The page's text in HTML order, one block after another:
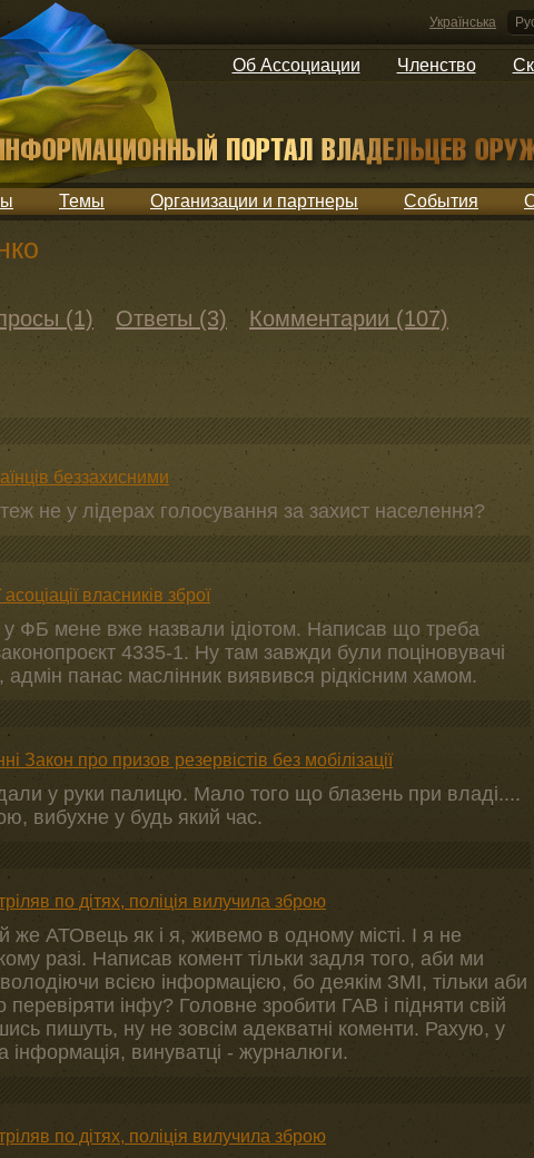
Українська
Об Ассоциации Членство
Темы Организации и партнеры События
(1) Ответы (3) Комментарии (107)
беззахисними
не у лідерах голосування за захист населення?
власників зброї
у ФБ мене вже назвали ідіотом. Написав що треба
4335-1. Ну там завжди були поціновувачі
панас маслінник виявився рідкісним хамом.
Закон про призов резервістів без мобілізації
у руки палицю. Мало того що блазень при владі....
вибухне у будь який час.
по дітях, поліція вилучила зброю
же АТОвець як і я, живемо в одному місті. І я не
разі. Написав комент тільки задля того, аби ми
всією інформацією, бо деякім ЗМІ, тільки аби
інфу? Головне зробити ГАВ і підняти свій
пишуть, ну не зовсім адекватні коменти. Рахую, у
інформація, винуватці - журналюги.
по дітях, поліція вилучила зброю